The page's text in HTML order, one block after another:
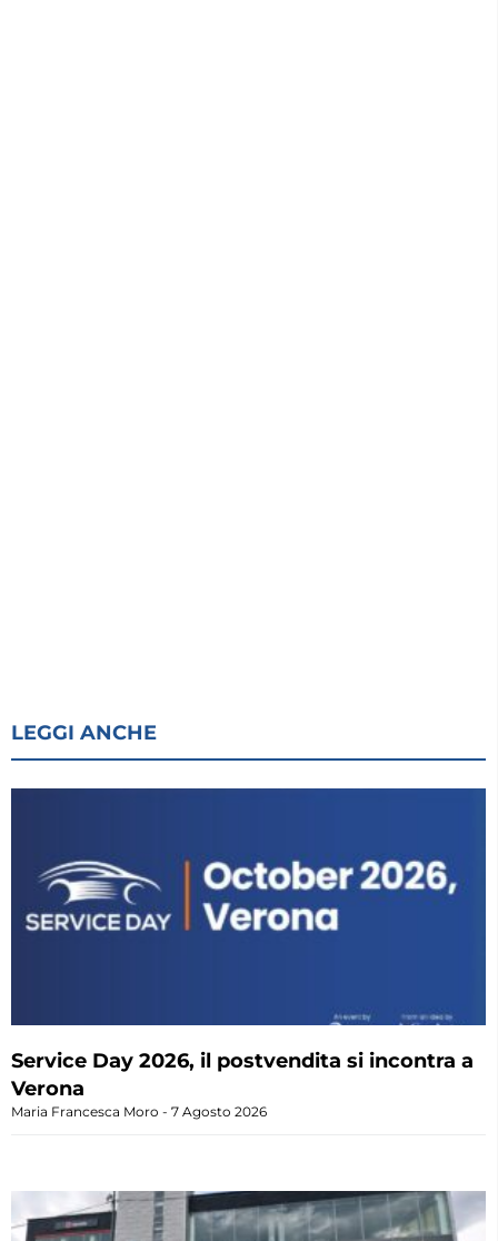
LEGGI ANCHE
Service Day 2026, il postvendita si incontra a
Verona
Maria Francesca Moro 7 Agosto 2026